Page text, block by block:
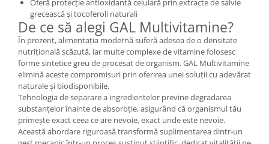
Oferă protecție antioxidantă celulară prin extracte de salvie
grecească și tocoferoli naturali
De ce să alegi GAL Multivitamine?
În prezent, alimentația modernă suferă adesea de o densitate
nutrițională scăzută, iar multe complexe de vitamine folosesc
forme sintetice greu de procesat de organism. GAL Multivitamine
elimină aceste compromisuri prin oferirea unei soluții cu adevărat
naturale și biodisponibile.
Tehnologia de separare a ingredientelor previne degradarea
substanțelor înainte de absorbție, asigurând că organismul tău
primește exact ceea ce are nevoie, exact unde este nevoie.
Această abordare riguroasă transformă suplimentarea dintr-un